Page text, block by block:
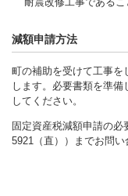
減額申請方法
町の補助を受けて工事を
します。必要書類を準
してください。
固定資産税減額申請の
5921（直））までお問い